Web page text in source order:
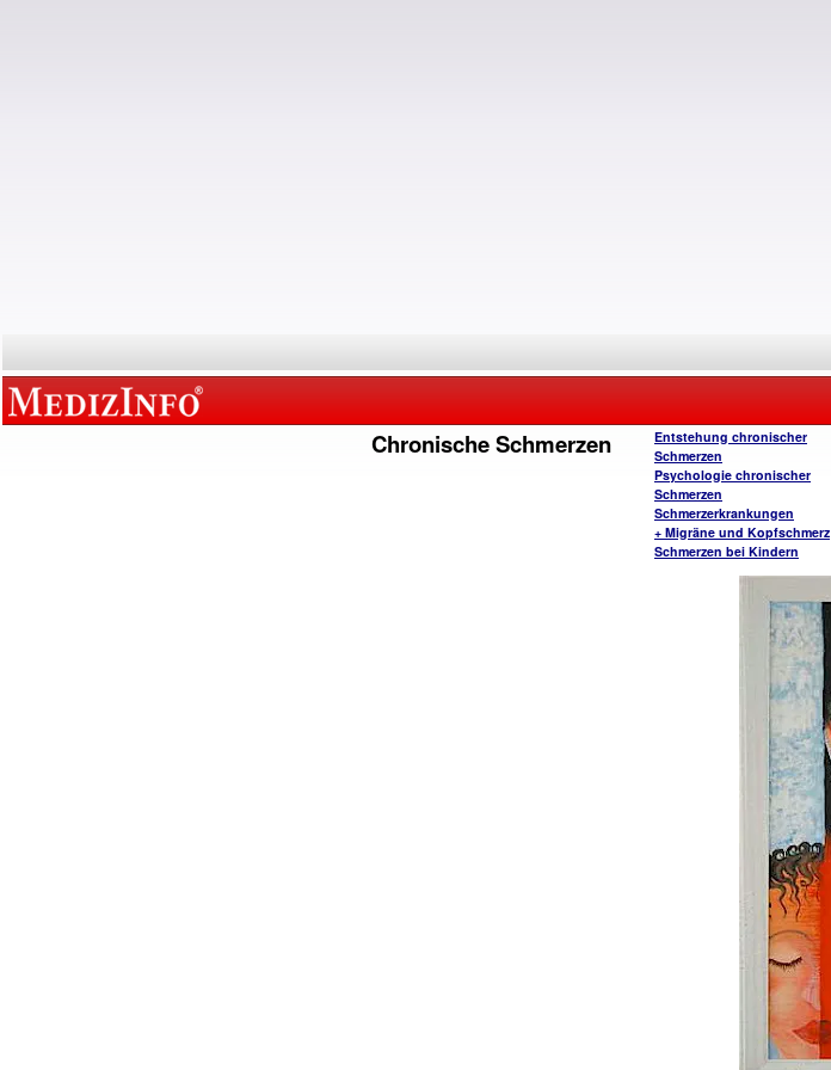
Chronische Schmerzen
Entstehung chronischer
Schmerzen
Psychologie chronischer
Schmerzen
Schmerzerkrankungen
+ Migräne und Kopfschmerz
Schmerzen bei Kindern